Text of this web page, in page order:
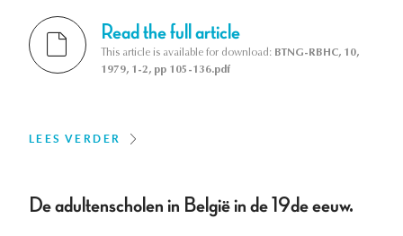
Read the full article
This article is available for download: BTNG-RBHC, 10,
1979, 1-2, pp 105-136.pdf
LEES VERDER
De adultenscholen in België in de 19de eeuw.